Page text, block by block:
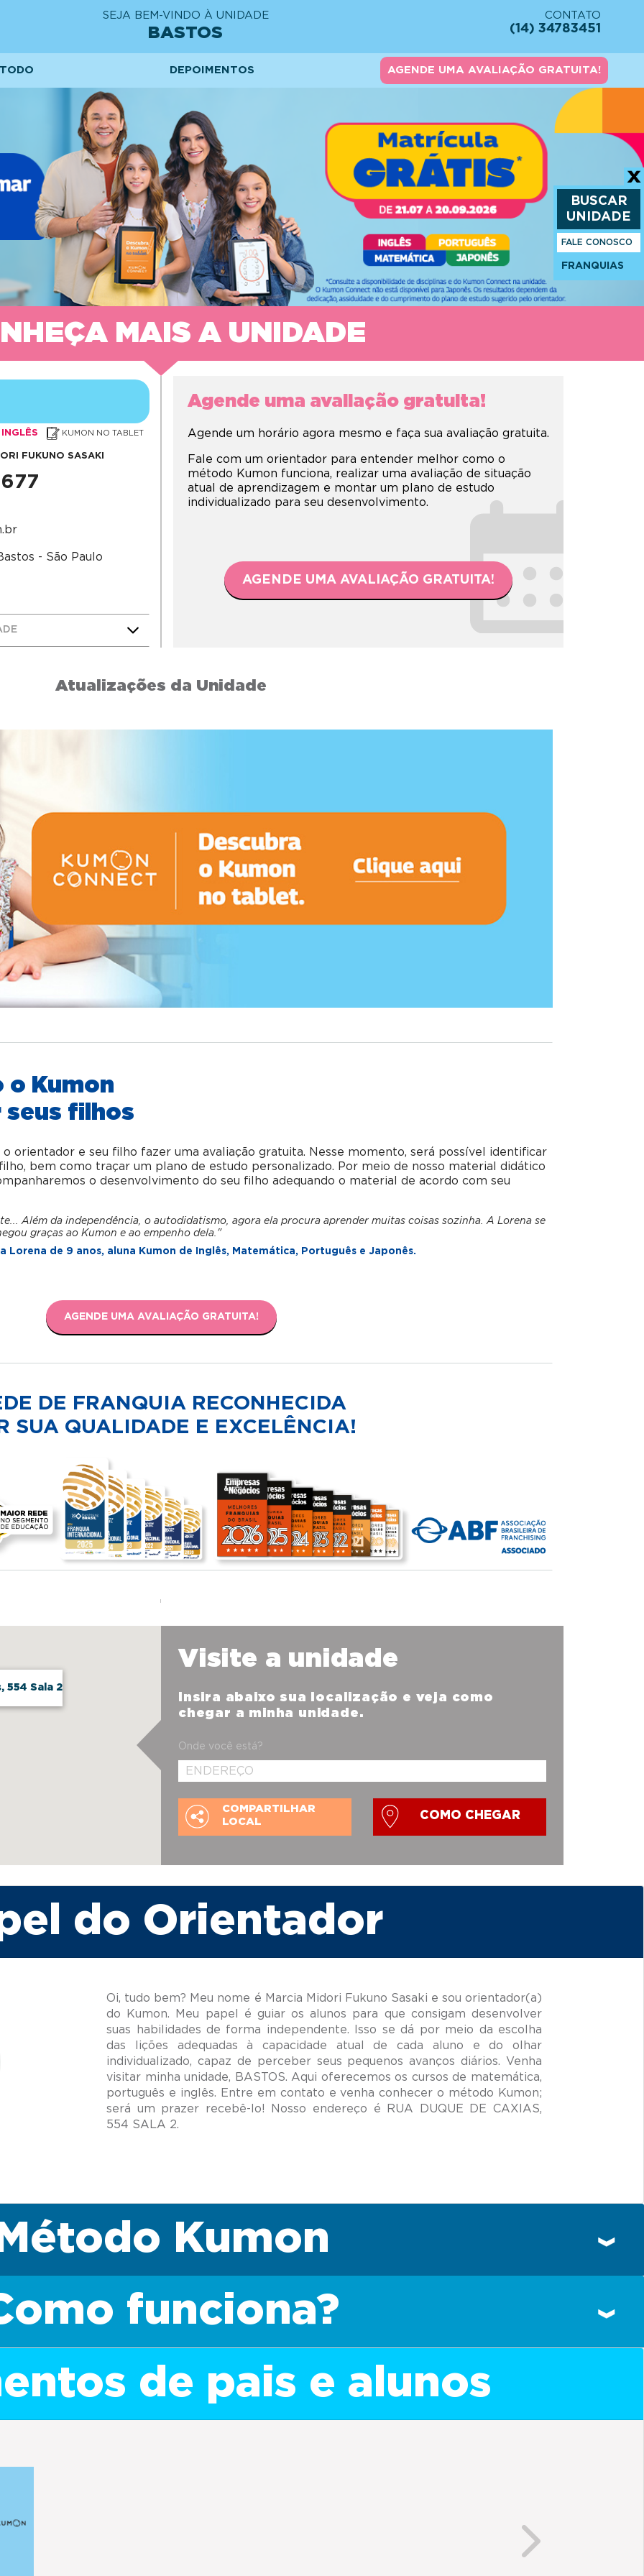
SEJA BEM-VINDO À UNIDADE
BASTOS
CONTATO
(14) 34783451
DEPOIMENTOS AGENDE UMA AVALIAÇÃO GRATUITA!
MAIS A UNIDADE
INGLÊS KUMON NO TABLET
FUKUNO SASAKI
- São Paulo
Agende uma avaliação gratuita!
Agende um horário agora mesmo e faça sua avaliação gratuita.
Fale com um orientador para entender melhor como o
método Kumon funciona, realizar uma avaliação de situação
atual de aprendizagem e montar um plano de estudo
individualizado para seu desenvolvimento.
AGENDE UMA AVALIAÇÃO GRATUITA!
Atualizações da Unidade
o Kumon
filhos
orientador e seu filho fazer uma avaliação gratuita. Nesse momento, será possível identificar
bem como traçar um plano de estudo personalizado. Por meio de nosso material didático
o desenvolvimento do seu filho adequando o material de acordo com seu
Além da independência, o autodidatismo, agora ela procura aprender muitas coisas sozinha. A Lorena se
graças ao Kumon e ao empenho dela."
Lorena de 9 anos, aluna Kumon de Inglês, Matemática, Português e Japonês.
AGENDE UMA AVALIAÇÃO GRATUITA!
DE FRANQUIA RECONHECIDA
SUA QUALIDADE E EXCELÊNCIA!
554 Sala 2
Visite a unidade
Insira abaixo sua localização e veja como
chegar a minha unidade.
Onde você está?
COMPARTILHAR
LOCAL
COMO CHEGAR
do Orientador
Oi, tudo bem? Meu nome é Marcia Midori Fukuno Sasaki e sou orientador(a)
do Kumon. Meu papel é guiar os alunos para que consigam desenvolver
suas habilidades de forma independente. Isso se dá por meio da escolha
das lições adequadas à capacidade atual de cada aluno e do olhar
individualizado, capaz de perceber seus pequenos avanços diários. Venha
visitar minha unidade, BASTOS. Aqui oferecemos os cursos de matemática,
português e inglês. Entre em contato e venha conhecer o método Kumon;
será um prazer recebê-lo! Nosso endereço é RUA DUQUE DE CAXIAS,
Kumon
funciona?
de pais e alunos
Next
BUSCAR
UNIDADE
FALE CONOSCO
FRANQUIAS